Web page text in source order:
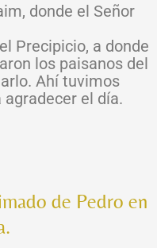
donde el Señor
Precipicio, a donde
los paisanos del
Ahí tuvimos
el día.
de Pedro en